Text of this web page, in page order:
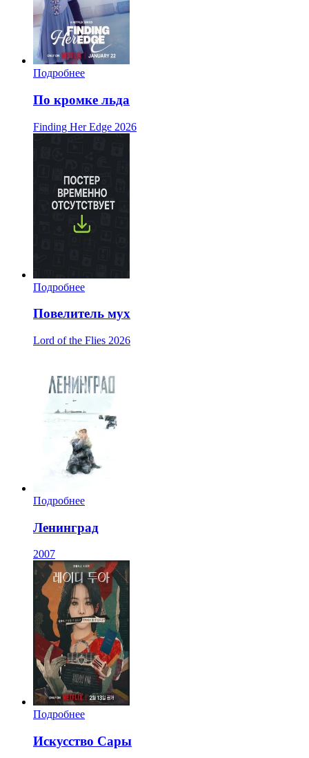
Подробнее
По кромке льда
Finding Her Edge 2026
Подробнее
Повелитель мух
Lord of the Flies 2026
Подробнее
Ленинград
2007
Подробнее
Искусство Сары